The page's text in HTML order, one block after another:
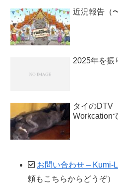
近況報告（
2025年を振
タイのDTV
Workcation
お問い合わせ – Kumi-
頼もこちらからどうぞ）